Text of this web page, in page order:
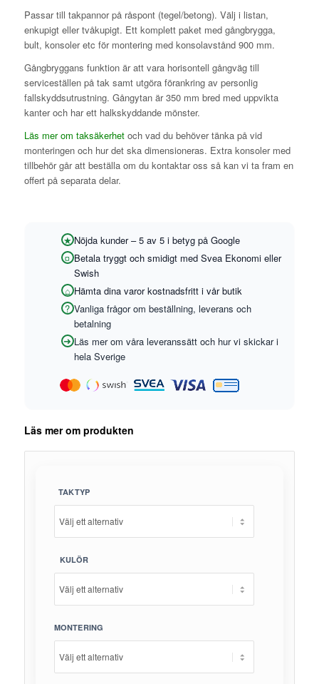
Passar till takpannor på råspont (tegel/betong). Välj i listan,
enkupigt eller tvåkupigt. Ett komplett paket med gångbrygga,
bult, konsoler etc för montering med konsolavstånd 900 mm.
Gångbryggans funktion är att vara horisontell gångväg till
serviceställen på tak samt utgöra förankring av personlig
fallskyddsutrustning. Gångytan är 350 mm bred med uppvikta
kanter och har ett halkskyddande mönster.
Läs mer om taksäkerhetoch vad du behöver tänka på vid
monteringen och hur det ska dimensioneras. Extra konsoler med
tillbehör går att beställa om du kontaktar oss så kan vi ta fram en
offert på separata delar.
Nöjda kunder – 5 av 5 i betyg på Google
Betala tryggt och smidigt med Svea Ekonomi eller
Swish
Hämta dina varor kostnadsfritt i vår butik
Vanliga frågor om beställning, leverans och
betalning
Läs mer om våra leveranssätt och hur vi skickar i
hela Sverige
Läs mer om produkten
TAKTYP
KULÖR
MONTERING